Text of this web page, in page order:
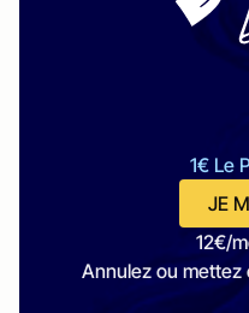
1€ Le
JE
12€/
Annulez ou mettez